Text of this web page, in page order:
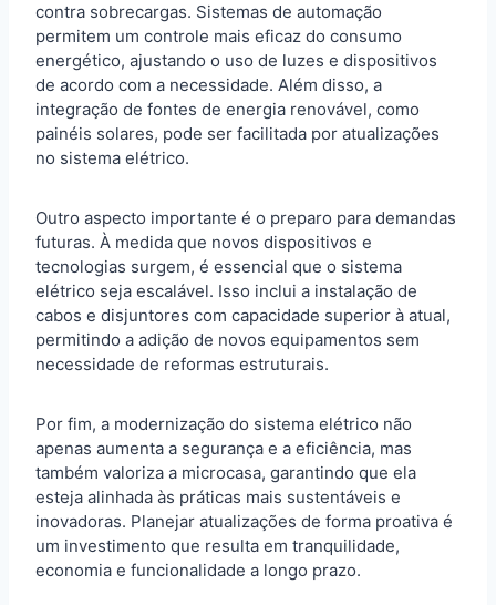
contra sobrecargas. Sistemas de automação
permitem um controle mais eficaz do consumo
energético, ajustando o uso de luzes e dispositivos
de acordo com a necessidade. Além disso, a
integração de fontes de energia renovável, como
painéis solares, pode ser facilitada por atualizações
no sistema elétrico.
Outro aspecto importante é o preparo para demandas
futuras. À medida que novos dispositivos e
tecnologias surgem, é essencial que o sistema
elétrico seja escalável. Isso inclui a instalação de
cabos e disjuntores com capacidade superior à atual,
permitindo a adição de novos equipamentos sem
necessidade de reformas estruturais.
Por fim, a modernização do sistema elétrico não
apenas aumenta a segurança e a eficiência, mas
também valoriza a microcasa, garantindo que ela
esteja alinhada às práticas mais sustentáveis e
inovadoras. Planejar atualizações de forma proativa é
um investimento que resulta em tranquilidade,
economia e funcionalidade a longo prazo.